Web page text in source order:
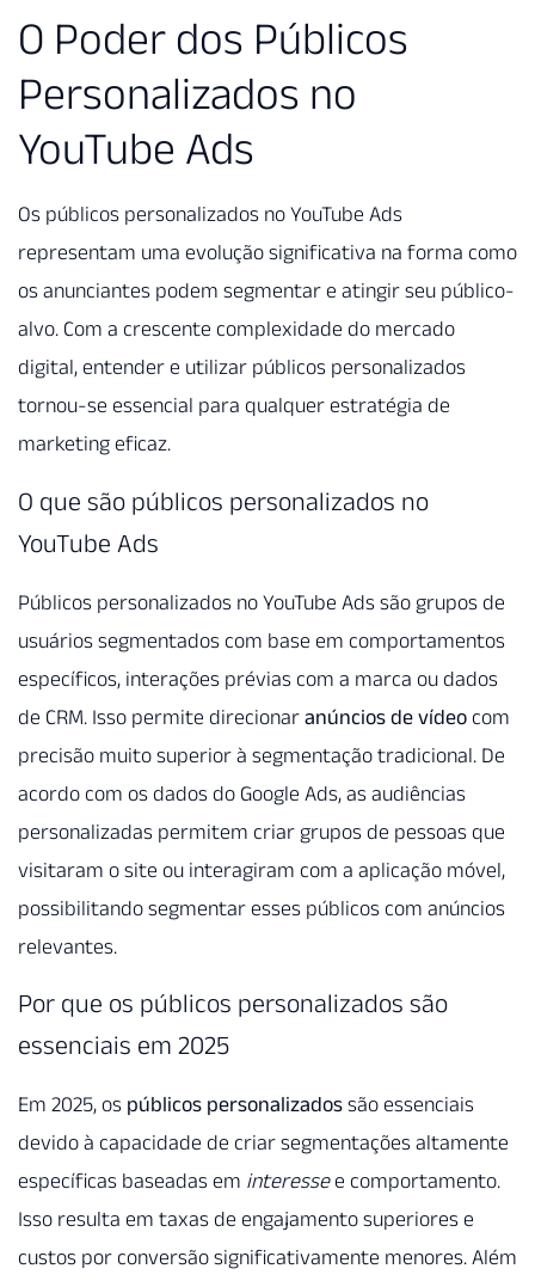
O Poder dos Públicos
Personalizados no
YouTube Ads
Os públicos personalizados no YouTube Ads
representam uma evolução significativa na forma como
os anunciantes podem segmentar e atingir seu público-
alvo. Com a crescente complexidade do mercado
digital, entender e utilizar públicos personalizados
tornou-se essencial para qualquer estratégia de
marketing eficaz.
O que são públicos personalizados no
YouTube Ads
Públicos personalizados no YouTube Ads são grupos de
usuários segmentados com base em comportamentos
específicos, interações prévias com a marca ou dados
de CRM. Isso permite direcionar anúncios de vídeo com
precisão muito superior à segmentação tradicional. De
acordo com os dados do Google Ads, as audiências
personalizadas permitem criar grupos de pessoas que
visitaram o site ou interagiram com a aplicação móvel,
possibilitando segmentar esses públicos com anúncios
relevantes.
Por que os públicos personalizados são
essenciais em 2025
Em 2025, os públicos personalizados são essenciais
devido à capacidade de criar segmentações altamente
específicas baseadas em interessee comportamento.
Isso resulta em taxas de engajamento superiores e
custos por conversão significativamente menores. Além